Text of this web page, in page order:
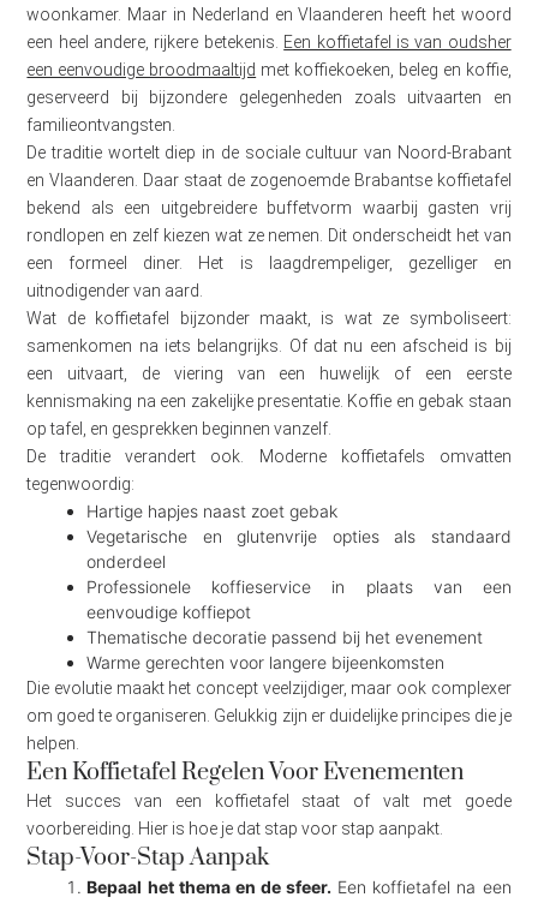
woonkamer. Maar in Nederland en Vlaanderen heeft het woord
een heel andere, rijkere betekenis.
Een koffietafel is van oudsher
een eenvoudige broodmaaltijd met koffiekoeken, beleg en koffie,
geserveerd bij bijzondere gelegenheden zoals uitvaarten en
familieontvangsten.
De traditie wortelt diep in de sociale cultuur van Noord-Brabant
en Vlaanderen. Daar staat de zogenoemde Brabantse koffietafel
bekend als een uitgebreidere buffetvorm waarbij gasten vrij
rondlopen en zelf kiezen wat ze nemen. Dit onderscheidt het van
een formeel diner. Het is laagdrempeliger, gezelliger en
uitnodigender van aard.
Wat de koffietafel bijzonder maakt, is wat ze symboliseert:
samenkomen na iets belangrijks. Of dat nu een afscheid is bij
een uitvaart, de viering van een huwelijk of een eerste
kennismaking na een zakelijke presentatie. Koffie en gebak staan
op tafel, en gesprekken beginnen vanzelf.
De traditie verandert ook. Moderne koffietafels omvatten
tegenwoordig:
Hartige hapjes naast zoet gebak
Vegetarische en glutenvrije opties als standaard
onderdeel
Professionele koffieservice in plaats van een
eenvoudige koffiepot
Thematische decoratie passend bij het evenement
Warme gerechten voor langere bijeenkomsten
Die evolutie maakt het concept veelzijdiger, maar ook complexer
om goed te organiseren. Gelukkig zijn er duidelijke principes die je
helpen.
Een Koffietafel Regelen Voor Evenementen
Het succes van een koffietafel staat of valt met goede
voorbereiding. Hier is hoe je dat stap voor stap aanpakt.
Stap-Voor-Stap Aanpak
Bepaal het thema en de sfeer. Een koffietafel na een